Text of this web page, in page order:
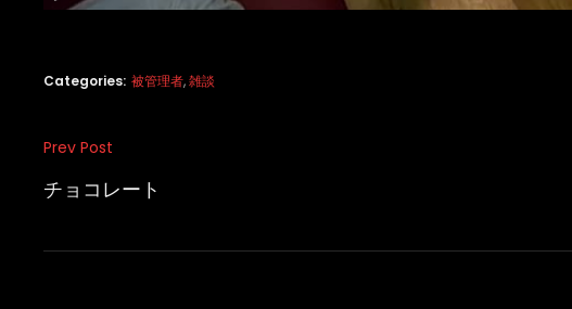
Categories: 被管理者,雑談
投
稿
ビ
Previous
Post
Prev Post
チョコレート